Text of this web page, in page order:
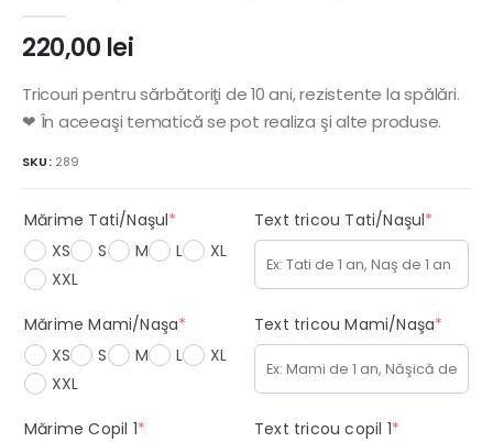
220,00 lei
Tricouri pentru sărbătoriţi de 10 ani, rezistente la spălări.
❤ În aceeaşi tematică se pot realiza şi alte produse.
SKU: 289
Mărime Tati/Naşul* (required)
XS
S M L
XL
XXL
Text tricou Tati/Naşul*
Mărime Mami/Naşa* (required)
XS
S M L
XL
XXL
Text tricou Mami/Naşa*
Mărime Copil 1* Text tricou copil 1*